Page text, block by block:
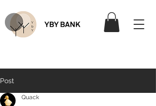
Post
Quack